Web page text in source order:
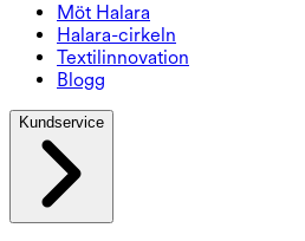
Möt Halara
Halara-cirkeln
Textilinnovation
Blogg
Kundservice